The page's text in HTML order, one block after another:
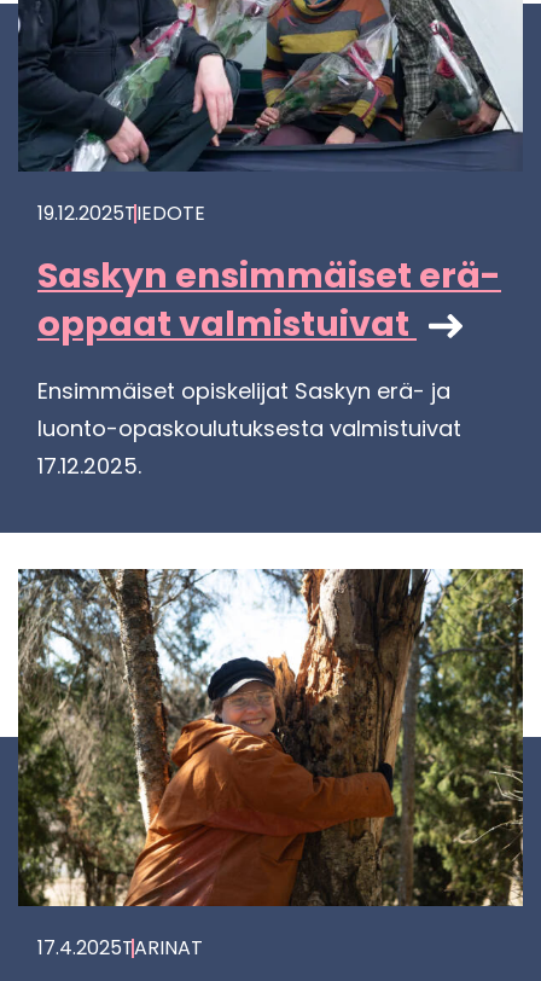
19.12.2025TIE­DO­TE
Sas­kyn en­sim­mäi­set erä­
op­paat val­mis­tui­vat
En­sim­mäi­set opis­ke­li­jat Sas­kyn erä- ja
luonto-​opaskoulutuksesta val­mis­tui­vat
17.12.2025.
17.4.2025TA­RI­NAT